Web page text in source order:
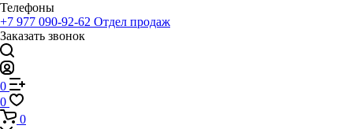
Телефоны
+7 977 090-92-62 Отдел продаж
Заказать звонок
0
0
0